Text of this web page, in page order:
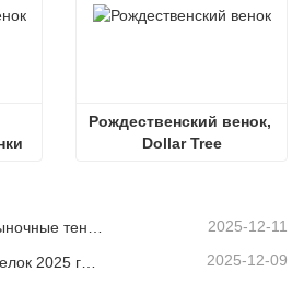
Рождественский венок,
Dollar Tree
Елочные украшения: рыночные тенденции, анализ цепочки поставок и руководство по закупкам на 2025 год. 2025-12-11
2025-12-09